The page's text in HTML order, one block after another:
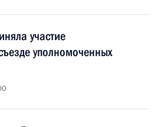
участие
уполномоченных